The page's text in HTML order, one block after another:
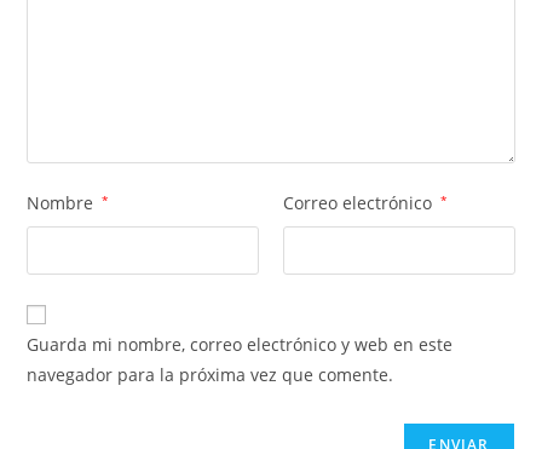
Nombre * Correo electrónico *
Guarda mi nombre, correo electrónico y web en este
navegador para la próxima vez que comente.